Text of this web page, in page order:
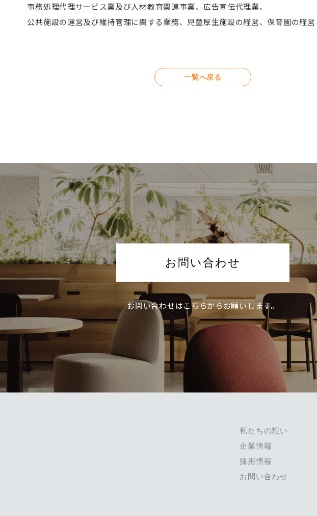
事務処理代理サービス業及び人材教育関連事業、広告宣伝代理業、
公共施設の運営及び維持管理に関する業務、児童厚生施設の経営、保育園の経営
一覧へ戻る
お問い合わせ
お問い合わせはこちらからお願いします。
私たちの想い
企業情報
採用情報
お問い合わせ